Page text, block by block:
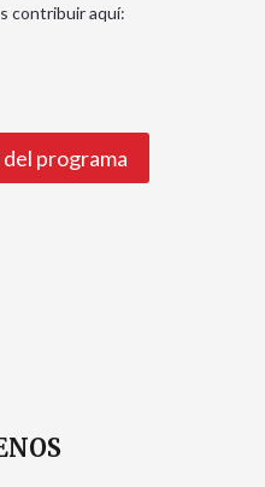
contribuir aquí:
programa